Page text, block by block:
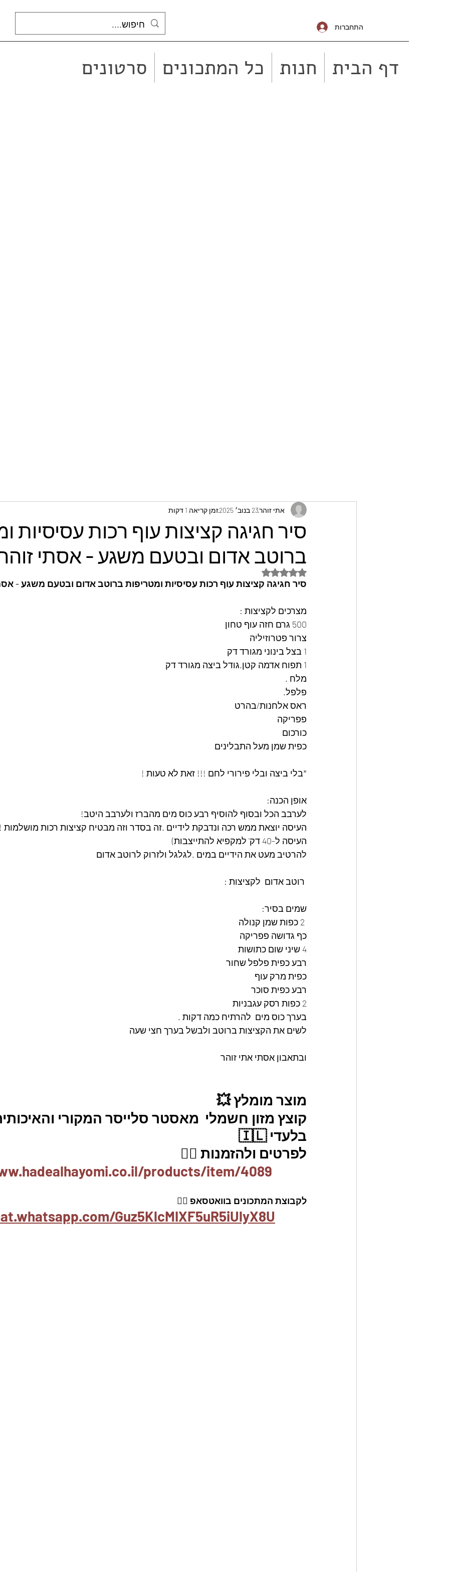
התחברות
דף הבית חנות כל המתכונים סרטונים
סיר חגיגה קציצות עוף רכות עסיסיות
ברוטב אדום ובטעם משגע - אסתי
אתי זוהר23 בנוב׳ 2025 זמן קריאה 1 דקות
דירוג של NaN מתוך 5 כוכבים
סיר חגיגה קציצות עוף רכות עסיסיות ומטריפות ברוטב אדום ובטעם משגע -
מצרכים לקציצות :
500 גרם חזה עוף טחון
צרור פטרוזיליה
1 בצל בינוני מגורד דק
1 תפוח אדמה קטן.גודל ביצה מגורד דק
מלח .
פלפל.
ראס אלחנות/בהרט
פפריקה
כורכום
כפית שמן מעל התבלינים
*בלי ביצה ובלי פירורי לחם !!! זאת לא טעות !
אופן הכנה:
לערבב הכל ובסוף להוסיף רבע כוס מים מהברז ולערבב היטב!
העיסה יוצאת ממש רכה ונדבקת לידיים .זה בסדר וזה מבטיח קציצות רכות מושלמות
העיסה ל-40 דק' למקפיא להתייצבות)
להרטיב מעט את הידיים במים .לגלגל ולזרוק לרוטב אדום
שמים בסיר:
כף גדושה פפריקה
4 שיני שום כתושות
רבע כפית פלפל שחור
כפית מרק עוף
רבע כפית סוכר
2 כפות רסק עגבניות
בערך כוס מים  להרתיח כמה דקות .
לשים את הקציצות ברוטב ולבשל בערך חצי שעה
ובתאבון אסתי אתי זוהר
מוצר מומלץ 💥
קוצץ מזון חשמלי  מאסטר סלייסר המקורי
בלעדי 🇮🇱
לפרטים ולהזמנות 👇🏼
products/item/4089
לקבוצת המתכונים בוואטסאפ 👇🏽
Guz5KlcMIXF5uR5iUlyX8U